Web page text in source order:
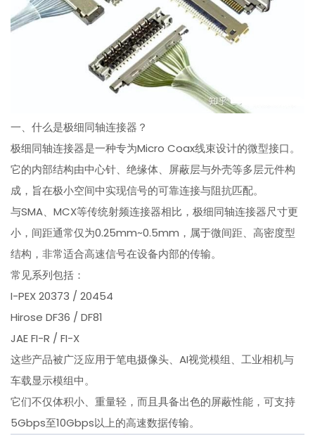
一、什么是极细同轴连接器？
极细同轴连接器是一种专为Micro Coax线束设计的微型接口。
它的内部结构由中心针、绝缘体、屏蔽层与外壳等多层元件构
成，旨在极小空间中实现信号的可靠连接与阻抗匹配。
与SMA、MCX等传统射频连接器相比，极细同轴连接器尺寸更
小，间距通常仅为0.25mm~0.5mm，属于微间距、高密度型
结构，非常适合高速信号在设备内部的传输。
常见系列包括：
I-PEX 20373 / 20454
Hirose DF36 / DF81
JAE FI-R / FI-X
这些产品被广泛应用于笔电摄像头、AI视觉模组、工业相机与
车载显示模组中。
它们不仅体积小、重量轻，而且具备出色的屏蔽性能，可支持
5Gbps至10Gbps以上的高速数据传输。